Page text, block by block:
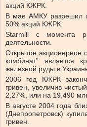
акций КЖРК.
В мае АМКУ разрешил
50% акций КЖРК.
Starmill с момента
деятельности.
Открытое акционерное
комбинат” является
железной руды в
2006 год КЖРК
гривен, увеличив
2,27%, или на 19,490
В августе 2004 года
(Днепропетровск)
гривен.